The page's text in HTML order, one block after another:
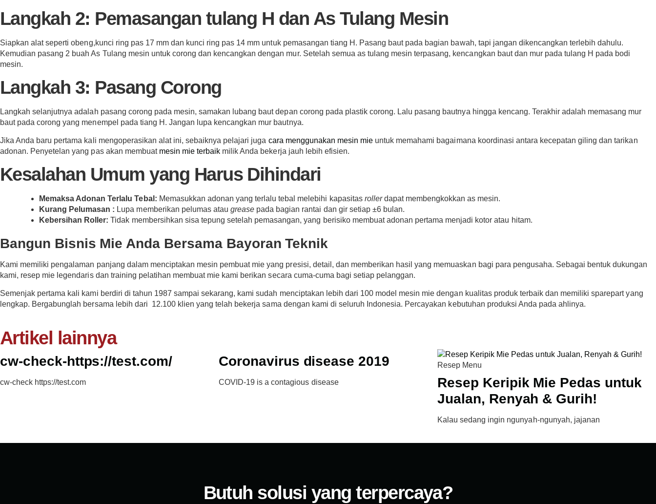
Langkah 2: Pemasangan tulang H dan As Tulang Mesin
Siapkan alat seperti obeng,kunci ring pas 17 mm dan kunci ring pas 14 mm untuk pemasangan tiang H. Pasang baut pada bagian bawah, tapi jangan dikencangkan terlebih dahulu.
Kemudian pasang 2 buah As Tulang mesin untuk corong dan kencangkan dengan mur. Setelah semua as tulang mesin terpasang, kencangkan baut dan mur pada tulang H pada bodi
mesin.
Langkah 3: Pasang Corong
Langkah selanjutnya adalah pasang corong pada mesin, samakan lubang baut depan corong pada plastik corong. Lalu pasang bautnya hingga kencang. Terakhir adalah memasang mur
baut pada corong yang menempel pada tiang H. Jangan lupa kencangkan mur bautnya.
Jika Anda baru pertama kali mengoperasikan alat ini, sebaiknya pelajari juga cara menggunakan mesin mie untuk memahami bagaimana koordinasi antara kecepatan giling dan tarikan
adonan. Penyetelan yang pas akan membuat mesin mie terbaik milik Anda bekerja jauh lebih efisien.
Kesalahan Umum yang Harus Dihindari
Memaksa Adonan Terlalu Tebal: Memasukkan adonan yang terlalu tebal melebihi kapasitas rollerdapat membengkokkan as mesin.
Kurang Pelumasan : Lupa memberikan pelumas atau grease pada bagian rantai dan gir setiap ±6 bulan.
Kebersihan Roller: Tidak membersihkan sisa tepung setelah pemasangan, yang berisiko membuat adonan pertama menjadi kotor atau hitam.
Bangun Bisnis Mie Anda Bersama Bayoran Teknik
Kami memiliki pengalaman panjang dalam menciptakan mesin pembuat mie yang presisi, detail, dan memberikan hasil yang memuaskan bagi para pengusaha. Sebagai bentuk dukungan
kami, resep mie legendaris dan training pelatihan membuat mie kami berikan secara cuma-cuma bagi setiap pelanggan.
Semenjak pertama kali kami berdiri di tahun 1987 sampai sekarang, kami sudah menciptakan lebih dari 100 model mesin mie dengan kualitas produk terbaik dan memiliki sparepart yang
lengkap. Bergabunglah bersama lebih dari 12.100 klien yang telah bekerja sama dengan kami di seluruh Indonesia. Percayakan kebutuhan produksi Anda pada ahlinya.
Artikel lainnya
cw-check-https://test.com/
cw-check https://test.com
Coronavirus disease 2019
COVID-19 is a contagious disease
Resep Menu
Resep Keripik Mie Pedas untuk
Jualan, Renyah & Gurih!
Kalau sedang ingin ngunyah-ngunyah, jajanan
Butuh solusi yang terpercaya?